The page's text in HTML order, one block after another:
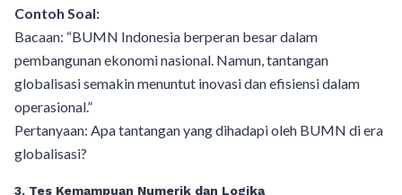
Contoh Soal:
Bacaan: “BUMN Indonesia berperan besar dalam
pembangunan ekonomi nasional. Namun, tantangan
globalisasi semakin menuntut inovasi dan efisiensi dalam
operasional.”
Pertanyaan: Apa tantangan yang dihadapi oleh BUMN di era
globalisasi?
3. Tes Kemampuan Numerik dan Logika